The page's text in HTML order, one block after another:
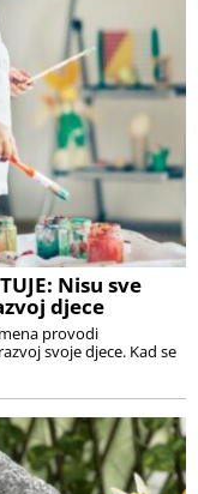
Nisu sve
djece
provodi
svoje djece. Kad se